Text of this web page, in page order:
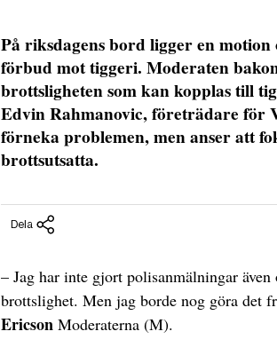
På riksdagens bord ligger en
förbud mot tiggeri. Moderaten
brottsligheten som kan kopplas till
Edvin Rahmanovic, företrädare för
förneka problemen, men anser att
brottsutsatta.
Dela
– Jag har inte gjort polisanmälningar
brottslighet. Men jag borde nog göra det
Ericson Moderaterna (M).